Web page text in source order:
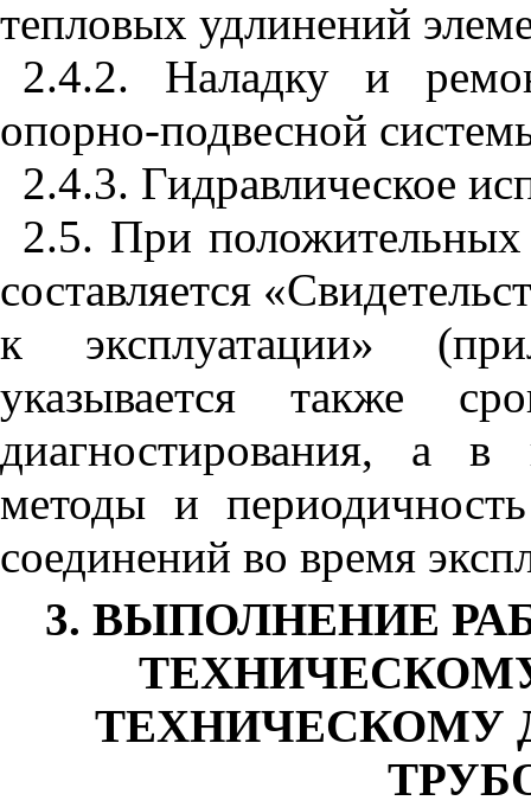
тепловых удлинений
2.4.2. Наладку и
опорно-подвесной
2.4.3. Гидравлическое
2.5. При
составляется
к эксплуатации»
указывается также
диагностирования, а
методы и
соединений во время
3. ВЫПОЛНЕНИЕ
ТЕХНИЧЕСКОМУ